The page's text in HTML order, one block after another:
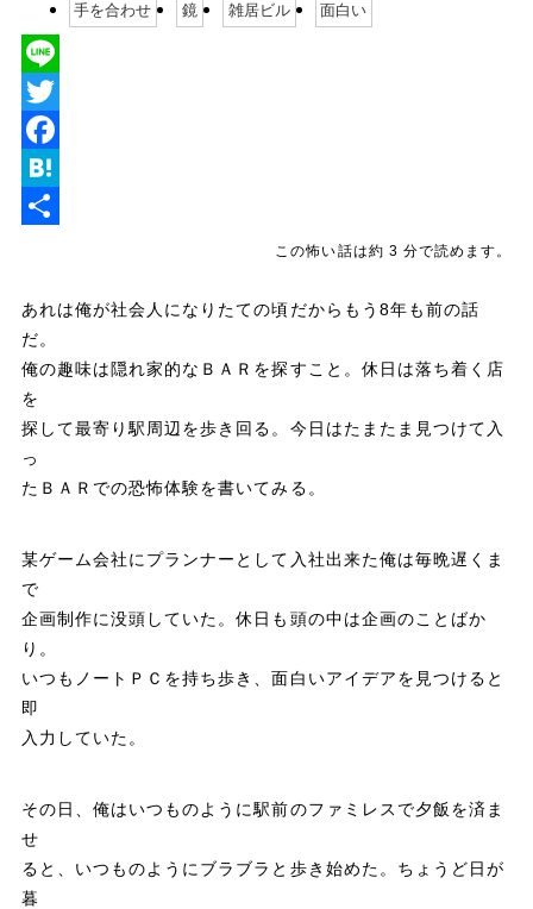
手を合わせ 鏡 雑居ビル 面白い
L
e
T
w
e
r
a
b
o
o
k
H
e
n
a
この怖い話は約 3 分で読めます。
あれは俺が社会人になりたての頃だからもう8年も前の話
だ。
俺の趣味は隠れ家的なＢＡＲを探すこと。休日は落ち着く店
を
探して最寄り駅周辺を歩き回る。今日はたまたま見つけて入
っ
たＢＡＲでの恐怖体験を書いてみる。
某ゲーム会社にプランナーとして入社出来た俺は毎晩遅くま
で
企画制作に没頭していた。休日も頭の中は企画のことばか
り。
いつもノートＰＣを持ち歩き、面白いアイデアを見つけると
即
入力していた。
その日、俺はいつものように駅前のファミレスで夕飯を済ま
せ
ると、いつものようにブラブラと歩き始めた。ちょうど日が
暮